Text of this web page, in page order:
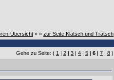
Übersicht » » zur Seite Klatsch und Tratsch
Gehe zu Seite: ( 1 | 2 | 3 | 4 | 5 | 6 | 7 | 8 )